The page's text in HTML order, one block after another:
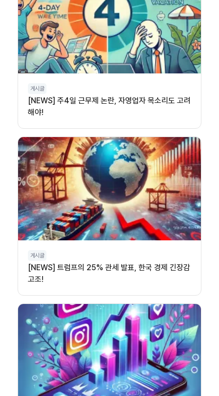
게시글
[NEWS] 주4일 근무제 논란, 자영업자 목소리도 고려
해야!
게시글
[NEWS] 트럼프의 25% 관세 발표, 한국 경제 긴장감
고조!